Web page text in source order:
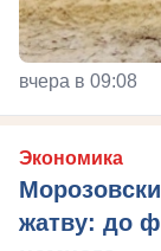
вчера в 09:08
Экономика
жатву: до